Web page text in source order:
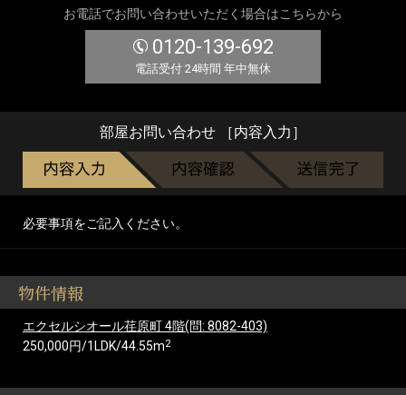
お電話でお問い合わせいただく場合はこちらから
0120-139-692
電話受付 24時間 年中無休
部屋お問い合わせ ［内容入力］
必要事項をご記入ください。
物件情報
エクセルシオール荏原町 4階(問: 8082-403)
250,000円/1LDK/44.55m2